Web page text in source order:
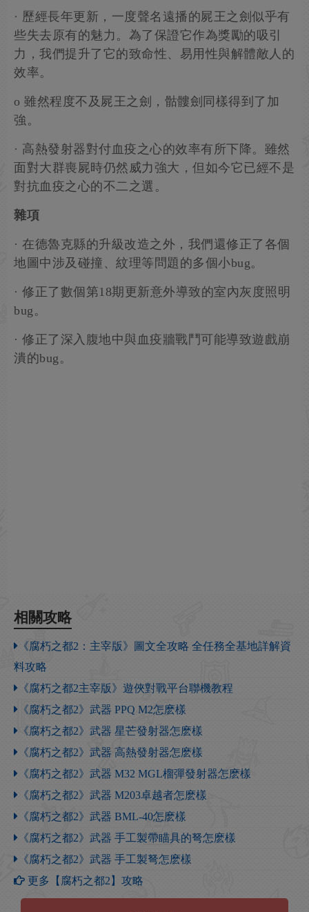
· 歷經長年更新，一度聲名遠播的屍王之劍似乎有
些失去原有的魅力。為了保證它作為獎勵的吸引
力，我們提升了它的致命性、易用性與解體敵人的
效率。
o 雖然程度不及屍王之劍，骷髏劍同樣得到了加
強。
· 高熱發射器對付血疫之心的效率有所下降。雖然
面對大群喪屍時仍然威力強大，但如今它已經不是
對抗血疫之心的不二之選。
雜項
· 在德魯克縣的升級改造之外，我們還修正了各個
地圖中涉及碰撞、紋理等問題的多個小bug。
· 修正了數個第18期更新意外導致的室內灰度照明
bug。
· 修正了深入腹地中與血疫牆戰鬥可能導致遊戲崩
潰的bug。
相關攻略
《腐朽之都2：主宰版》圖文全攻略 全任務全基地詳解資
料攻略
《腐朽之都2主宰版》遊俠對戰平台聯機教程
《腐朽之都2》武器 PPQ M2怎麽樣
《腐朽之都2》武器 星芒發射器怎麽樣
《腐朽之都2》武器 高熱發射器怎麽樣
《腐朽之都2》武器 M32 MGL榴彈發射器怎麽樣
《腐朽之都2》武器 M203卓越者怎麽樣
《腐朽之都2》武器 BML-40怎麽樣
《腐朽之都2》武器 手工製帶瞄具的弩怎麽樣
《腐朽之都2》武器 手工製弩怎麽樣
更多【腐朽之都2】攻略